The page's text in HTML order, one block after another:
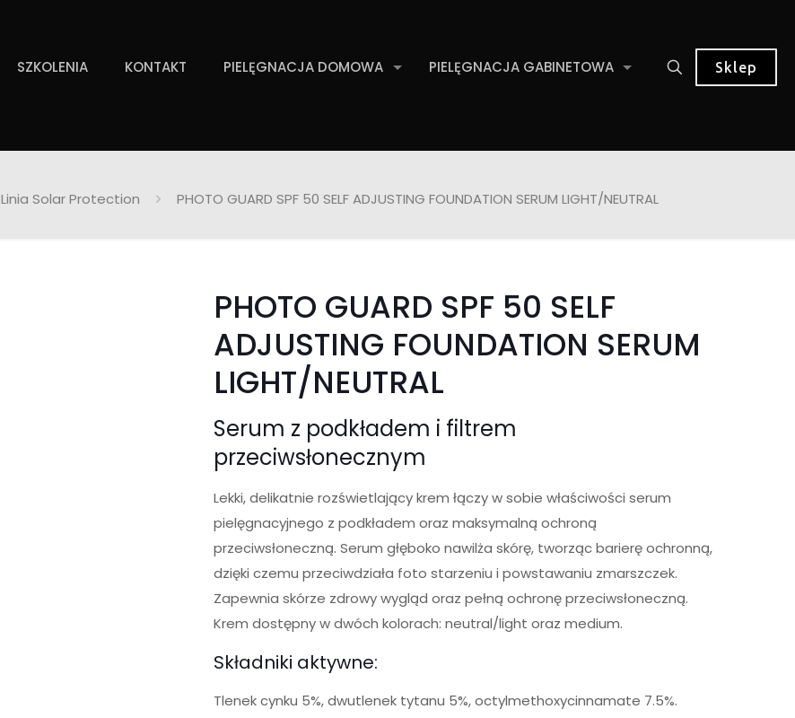
SZKOLENIA KONTAKT PIELĘGNACJA DOMOWA PIELĘGNACJA GABINETOWA Sklep
Linia Solar Protection PHOTO GUARD SPF 50 SELF ADJUSTING FOUNDATION SERUM LIGHT/NEUTRAL
PHOTO GUARD SPF 50 SELF
ADJUSTING FOUNDATION SERUM
LIGHT/NEUTRAL
Serum z podkładem i filtrem
przeciwsłonecznym
Lekki, delikatnie rozświetlający krem łączy w sobie właściwości serum
pielęgnacyjnego z podkładem oraz maksymalną ochroną
przeciwsłoneczną. Serum głęboko nawilża skórę, tworząc barierę ochronną,
dzięki czemu przeciwdziała foto starzeniu i powstawaniu zmarszczek.
Zapewnia skórze zdrowy wygląd oraz pełną ochronę przeciwsłoneczną.
Krem dostępny w dwóch kolorach: neutral/light oraz medium.
Składniki aktywne:
Tlenek cynku 5%, dwutlenek tytanu 5%, octylmethoxycinnamate 7.5%.